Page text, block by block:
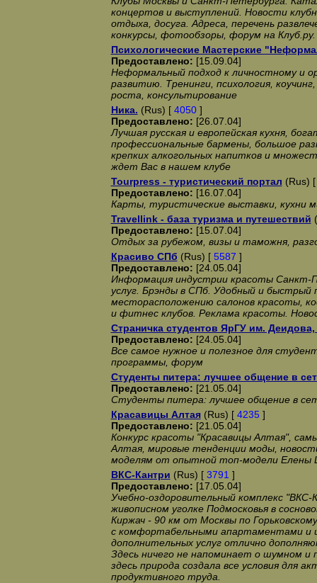
концертов и выступлений. Новости
отдыха, досуга. Адреса, перечень
конкурсы, фотообзоры, форум на Клуб.ру.
Психологические Мастерские
Предоставлено: [15.09.04]
Неформальный подход к личностному и
развитию. Тренинги, психология,
роста, консультирование
Ника. (Rus) [ 4050]
Предоставлено: [26.07.04]
Лучшая русская и европейская кухня,
профессиональные бармены, большое
крепких алкогольных напитков и
ждет Вас в нашем клубе
Tourpress - туристический портал (Rus)
Предоставлено: [16.07.04]
Карты, туристические выставки, кухни
Travellink - база туризма и путешествий
Предоставлено: [15.07.04]
Отдых за рубежом, визы и таможня,
Красиво СПб (Rus) [ 5587 ]
Предоставлено: [24.05.04]
Информация индустрии красоты Санкт-
услуг. Брэнды в СПб. Удобный и быстрый
месторасположению салонов красоты,
и фитнес клубов. Реклама красоты.
Страничка студентов ЯрГУ им.
Предоставлено: [24.05.04]
Все самое нужное и полезное для
программы, форум
Студенты питера: лучшее общение в
Предоставлено: [21.05.04]
Студенты питера: лучшее общение в
Красавицы Алтая(Rus) [ 4235 ]
Предоставлено: [21.05.04]
Конкурс красоты "Красавицы Алтая",
Алтая, мировые тенденции моды,
моделям от опытной топ-модели
ВКС-Кантри (Rus) [ 3791 ]
Предоставлено: [17.05.04]
Учебно-оздоровительный комплекс "ВКС-
живописном уголке Подмосковья в
Киржач - 90 км от Москвы по
с комфортабельными апартаментами и
дополнительных услуг отлично
Здесь ничего не напоминает о шумном и
здесь природа создала все условия для
продуктивного труда.